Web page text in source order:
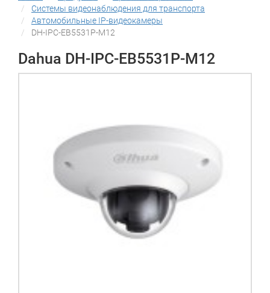
Системы видеонаблюдения для транспорта
Автомобильные IP-видеокамеры
DH-IPC-EB5531P-M12
Dahua DH-IPC-EB5531P-M12